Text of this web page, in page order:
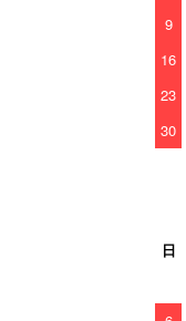
9
16
23
30
日